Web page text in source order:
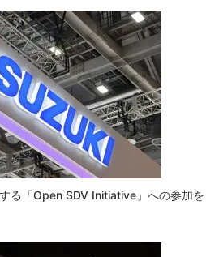
る「Open SDV Initiative」への参加を